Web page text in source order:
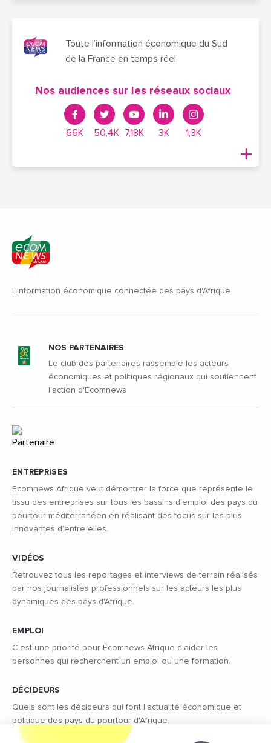
Toute l’information économique du Sud
de la France en temps réel
Nos audiences sur les réseaux sociaux
66K 50,4K 7,18K 3K 1,3K
L'information économique connectée des pays d'Afrique
ENTREPRISES
Ecomnews Afrique veut démontrer la force que représente le
tissu des entreprises sur tous les bassins d’emploi des pays du
pourtour méditerranéen en réalisant des focus sur les plus
innovantes d’entre elles.
VIDÉOS
Retrouvez tous les reportages et interviews de terrain réalisés
par nos journalistes professionnels sur les acteurs les plus
dynamiques des pays d'Afrique.
EMPLOI
C’est une priorité pour Ecomnews Afrique d’aider les
personnes qui recherchent un emploi ou une formation.
DÉCIDEURS
Quels sont les décideurs qui font l’actualité économique et
politique des pays du pourtour d'Afrique.
NOS PARTENAIRES
Le club des partenaires rassemble les acteurs
économiques et politiques régionaux qui soutiennent
l'action d'Ecomnews